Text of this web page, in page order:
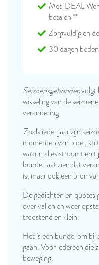
Met iDEAL
betalen **
Zorgvuldig en
30 dagen
Seizoensgebondenvolgt
wisseling van de
verandering.
Zoals ieder jaar zijn
momenten van bloei,
waarin alles stroomt en
bundel laat zien dat
is, maar ook een bron
De gedichten en quotes
over vallen en weer
troostend en klein.
Het is een bundel om
gaan. Voor iedereen die
beweging.